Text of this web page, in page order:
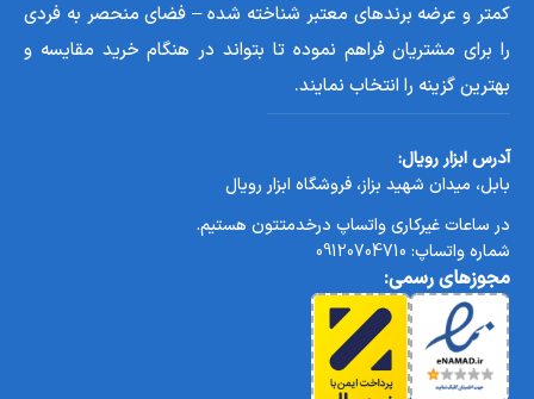
کمتر و عرضه برندهای معتبر شناخته شده – فضای منحصر به فردی
را برای مشتریان فراهم نموده تا بتواند در هنگام خرید مقایسه و
بهترین گزینه را انتخاب نمایند.
آدرس ابزار رویال:
بابل، میدان شهید بزاز، فروشگاه ابزار رویال
در ساعات غیرکاری واتساپ درخدمتتون هستیم.
شماره واتساپ: 09120704710
مجوزهای رسمی: